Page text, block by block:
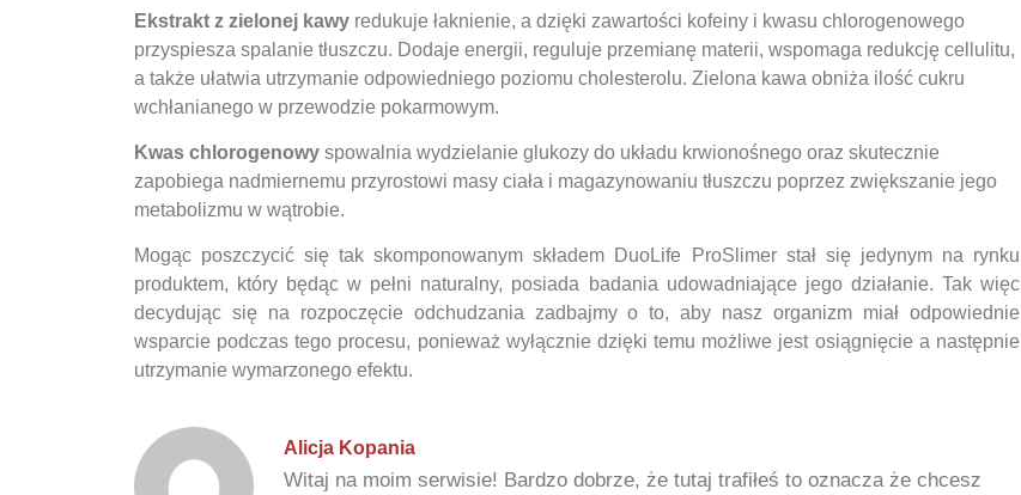
Ekstrakt z zielonej kawy redukuje łaknienie, a dzięki zawartości kofeiny i kwasu chlorogenowego
przyspiesza spalanie tłuszczu. Dodaje energii, reguluje przemianę materii, wspomaga redukcję cellulitu,
a także ułatwia utrzymanie odpowiedniego poziomu cholesterolu. Zielona kawa obniża ilość cukru
wchłanianego w przewodzie pokarmowym.
Kwas chlorogenowy spowalnia wydzielanie glukozy do układu krwionośnego oraz skutecznie
zapobiega nadmiernemu przyrostowi masy ciała i magazynowaniu tłuszczu poprzez zwiększanie jego
metabolizmu w wątrobie.
Mogąc poszczycić się tak skomponowanym składem DuoLife ProSlimer stał się jedynym na rynku
produktem, który będąc w pełni naturalny, posiada badania udowadniające jego działanie. Tak więc
decydując się na rozpoczęcie odchudzania zadbajmy o to, aby nasz organizm miał odpowiednie
wsparcie podczas tego procesu, ponieważ wyłącznie dzięki temu możliwe jest osiągnięcie a następnie
utrzymanie wymarzonego efektu.
Alicja Kopania
Witaj na moim serwisie! Bardzo dobrze, że tutaj trafiłeś to oznacza że chcesz